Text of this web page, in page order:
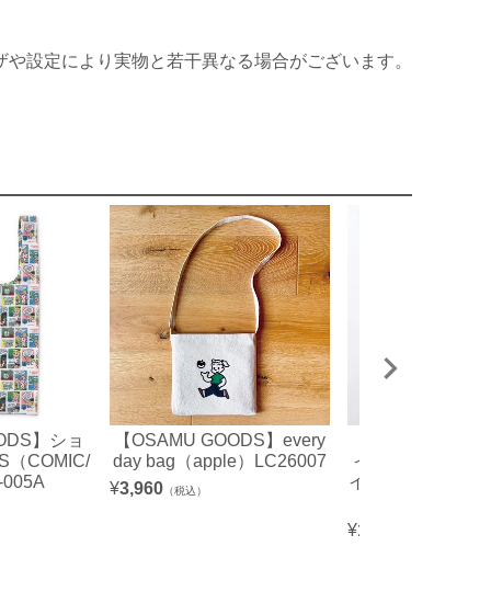
設定により実物と若干異なる場合がございます。
】ショ
（COMIC/
【OSAMU GOODS】every
day bag（apple）LC26007
¥3,960 （税込）
イスタオル（モ
イル/ジル＆ジャ
¥1,430